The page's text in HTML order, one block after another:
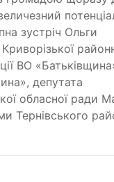
зустріч Ольги
ВО
депутата
обласної ради
Тернівського